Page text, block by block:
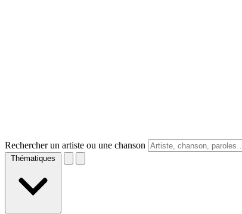
Rechercher un artiste ou une chanson
Thématiques